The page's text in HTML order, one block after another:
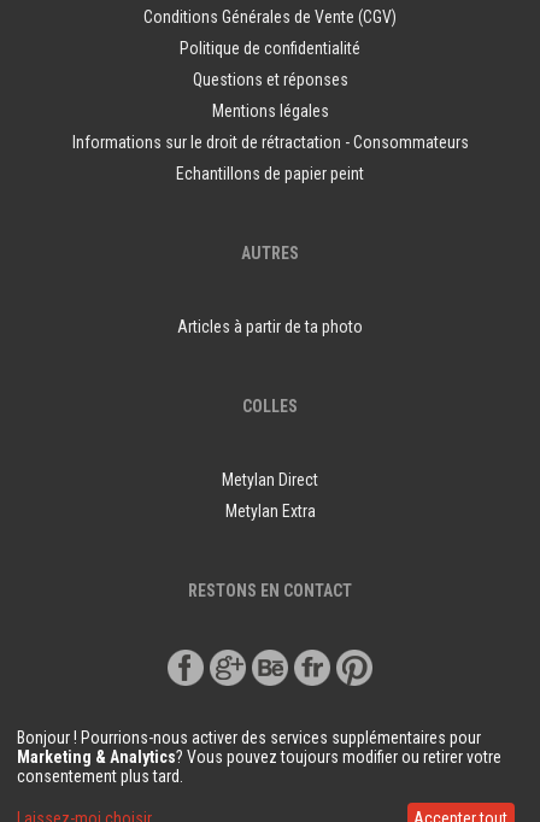
Conditions Générales de Vente (CGV)
Politique de confidentialité
Questions et réponses
Mentions légales
Informations sur le droit de rétractation - Consommateurs
Echantillons de papier peint
AUTRES
Articles à partir de ta photo
COLLES
Metylan Direct
Metylan Extra
RESTONS EN CONTACT
Bonjour ! Pourrions-nous activer des services supplémentaires pour
Marketing & Analytics? Vous pouvez toujours modifier ou retirer votre
consentement plus tard.